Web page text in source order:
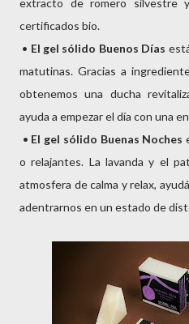
extracto de romero silvestre
certificados bio.
• El gel sólido Buenos Días
matutinas. Gracias a
obtenemos una ducha
ayuda a empezar el día con una
• El gel sólido Buenas Noches
o relajantes. La lavanda y el
atmosfera de calma y relax,
adentrarnos en un estado de